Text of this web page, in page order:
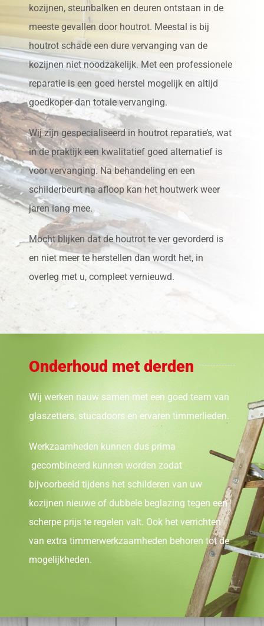
kozijnen, steunbalken en deuren ontstaan in de
meeste gevallen door houtrot. Meestal is bij
houtrot schade een dure vervanging van de
kozijnen niet noodzakelijk. Met een professionele
reparatie is een goed herstel mogelijk en altijd
goedkoper dan totale vervanging.
Wij zijn gespecialiseerd in houtrot reparatie’s, wat
in de praktijk een kwalitatief goed alternatief is
voor vervanging. Na behandeling en een
schilderbeurt na afloop kan het houtwerk weer
jaren lang mee.
Mocht blijken dat de houtrot te ver gevorderd is
en niet meer te herstellen dan wordt het, in
overleg met u, compleet vernieuwd.
Onderhoud met derden
Wij werken nauw samen met een goed team van
glaszetters, stucadoors en ervaren timmerlieden.
Werkzaamheden kunnen dus prima
gecombineerd kunnen worden zodat
bijvoorbeeld tijdens het schilderen van uw
kozijnen nieuwe of dubbele beglazing tegen een
scherpe prijs te regelen valt. Ook het verrichten
van extra timmerwerkzaamheden behoren tot de
mogelijkheden.